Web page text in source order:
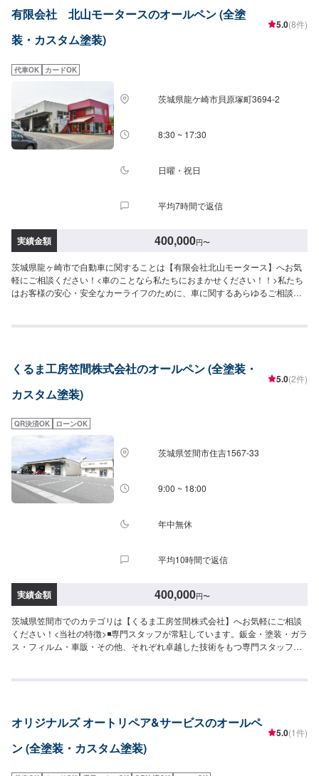
ァーにてお問い合わせ【2】お見積り【3】お見積りにご納得いただければ作
業開始【4】仕上がり次第納車-----代車について-----代車をご用意していま
す。お車の作業中は代車をご利用ください。※代車の燃料代はお客様にご負担
けてお越しください。駐車スペースは事務所前の空いているスペースに駐車
してください。受付はスタッフへ「メンテモで予約しました」とお伝えくだ
さい。ご案内いたします。【定休日・営業時間】定休日：月曜日、祝日営業
時間：9:00~18:00
有限会社 北山モータースのオールペン (全塗
装・カスタム塗装)
5.0(8件)
代車OK カードOK
茨城県龍ケ崎市貝原塚町3694-2
8:30 ~ 17:30
日曜・祝日
平均7時間で返信
実績金額 400,000円〜
茨城県龍ヶ崎市で自動車に関することは【有限会社北山モータース】へお気
軽にご相談ください！<車のことなら私たちにおまかせください！！>私たち
はお客様の安心・安全なカーライフのために、車に関するあらゆるご相談に
ンス、修理、保険相談まであらゆるご要望にお応えします。これからも信頼
ご納得いただければ作業開始【4】仕上がり次第納車-----納期について-----納
期は要相談となります。納期は前後する場合がございます。予めご了承くだ
さい。-----ご来店時の注意、受付方法-----入庫の際はお気をつけてお越しくだ
受付はスタッフへ「メンテモで予約しました」とお伝えください。ご案内い
たします。【定休日・営業時間】定休日：日曜日、祝日、第二土曜日営業時
間：8:30~17:30
くるま工房笠間株式会社のオールペン (全塗装・
カスタム塗装)
5.0(2件)
QR決済OK ローンOK
茨城県笠間市住吉1567-33
9:00 ~ 18:00
年中無休
平均10時間で返信
実績金額 400,000円〜
茨城県笠間市でのカテゴリは【くるま工房笠間株式会社】へお気軽にご相談
ください！<当社の特徴>◾専門スタッフが常駐しています。鈑金・塗装・ガラ
ス・フィルム・車販・その他、それぞれ卓越した技術をもつ専門スタッフが
保証します。◾土・日・祝も営業してるのでお客様がお休みでも見積・修理が
>★お安く済ませたい…★お時間があまり取れない…などのご相談もお気軽に
どうぞ！【1】オファーにてお問い合わせ【2】お見積り【3】お見積りにご
納得いただければ作業開始【4】仕上がり次第納車-----納期について-----納期
オリジナルズ オートリペア&サービスのオールペ
ン (全塗装・カスタム塗装)
5.0(1件)